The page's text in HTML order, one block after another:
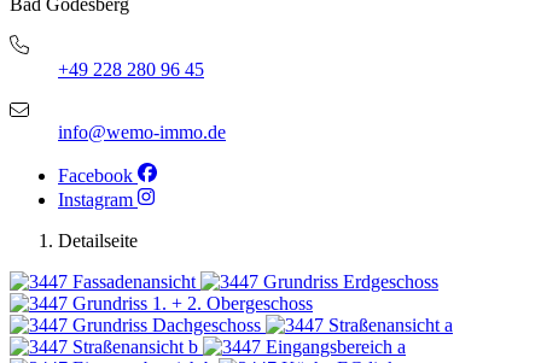
Bad Godesberg
+49 228 280 96 45
info@wemo-immo.de
Facebook
Instagram
Detailseite